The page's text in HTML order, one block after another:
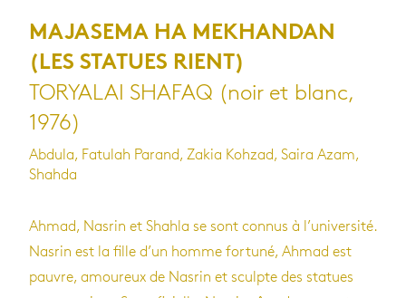
MAJASEMA HA MEKHANDAN
(LES STATUES RIENT)
TORYALAI SHAFAQ (noir et blanc,
1976)
Abdula, Fatulah Parand, Zakia Kohzad, Saira Azam,
Shahda
Ahmad, Nasrin et Shahla se sont connus à l’université.
Nasrin est la fille d’un homme fortuné, Ahmad est
pauvre, amoureux de Nasrin et sculpte des statues